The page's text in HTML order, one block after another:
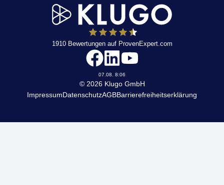
KLUGO
1910Bewertungen auf ProvenExpert.com
07.08. 8:06
© 2026 Klugo GmbH
ImpressumDatenschutzAGBBarrierefreiheitserklärung